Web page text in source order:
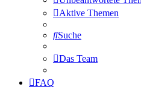
Aktive Themen
Suche
Das Team
FAQ